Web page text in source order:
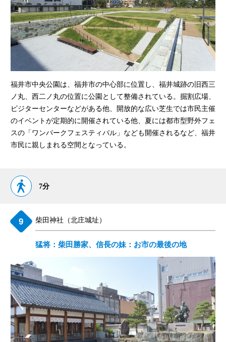
福井市中央公園は、福井市の中心部に位置し、福井城跡の旧西三
ノ丸、西二ノ丸の位置に公園として整備されている。掘割広場、
ビジターセンターなどがある他、開放的な広い芝生では市民主催
のイベントが定期的に開催されている他、夏には都市型野外フェ
スの「ワンパークフェスティバル」なども開催されるなど、福井
市民に親しまれる空間となっている。
7分
柴田神社（北庄城址）
猛将：柴田勝家、信長の妹：お市の最後の地